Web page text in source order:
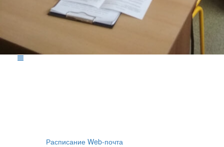
Расписание Web-почта